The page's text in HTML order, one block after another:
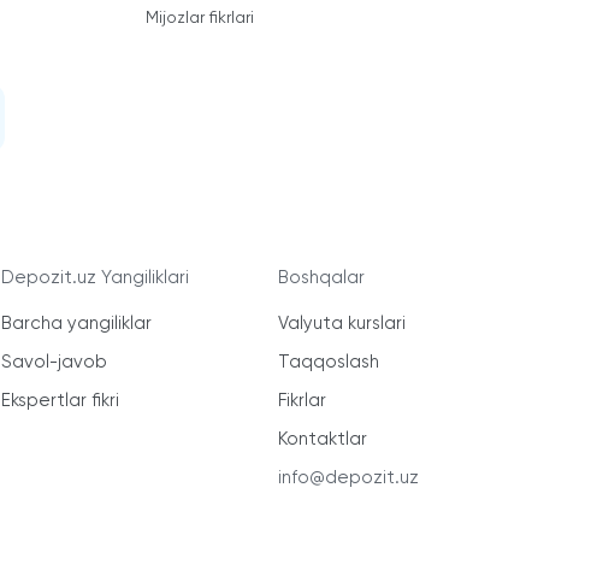
Mijozlar fikrlari
Depozit.uz Yangiliklari
Barcha yangiliklar
Savol-javob
Ekspertlar fikri
Boshqalar
Valyuta kurslari
Taqqoslash
Fikrlar
Kontaktlar
info@depozit.uz